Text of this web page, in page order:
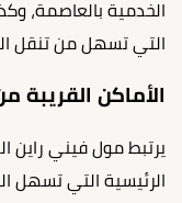
الخدمية بالعاصمة،
التي تسهل من تنقل
الأماكن القريبة
يرتبط مول فيني راين
الرئيسية التي تسهل